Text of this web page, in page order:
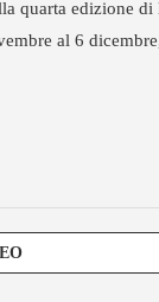
quarta edizione di
al 6